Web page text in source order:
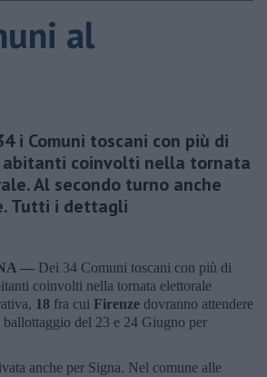
al
i Comuni toscani con più di
abitanti coinvolti nella tornata
Al secondo turno anche
Tutti i dettagli
— Dei 34 Comuni toscani con più di
coinvolti nella tornata elettorale
18 fra cui Firenze dovranno attendere
del 23 e 24 Giugno per
anche per Signa. Nel comune alle